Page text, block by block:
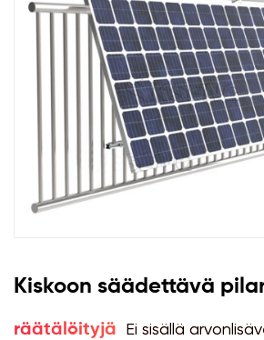
Kiskoon säädettävä
räätälöityjä Ei sisällä